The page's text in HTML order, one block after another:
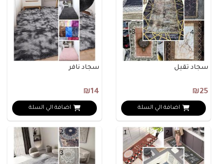
سجاد ثقيل
₪25
اضافة الي السلة
سجاد نافر
₪14
اضافة الي السلة